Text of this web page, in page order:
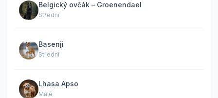
Belgický ovčák – Groenendael
Střední
Basenji
Střední
Lhasa Apso
Malé